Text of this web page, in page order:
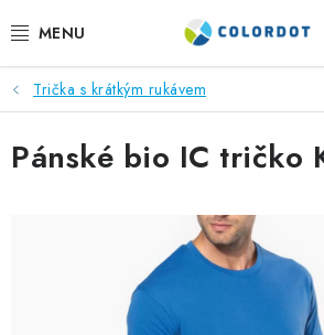
na
REKLAMNÍ TEXTIL
REKLAMNÍ PŘEDMĚTY
PRACOVNÍ OBLEČENÍ
POTISK TEXTILU
Trička s krátkým rukávem
Pánské bio IC tričko